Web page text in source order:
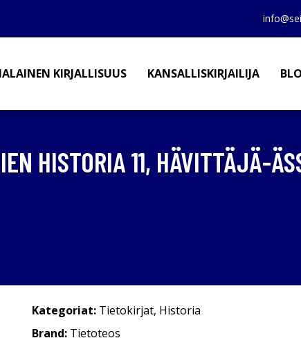
KIRJALLISUUS KANSALLISKIRJAILIJA
HISTORIA 11, HÄVITTÄJÄ-
Kategoriat: Tietokirjat, Historia
Brand: Tietoteos